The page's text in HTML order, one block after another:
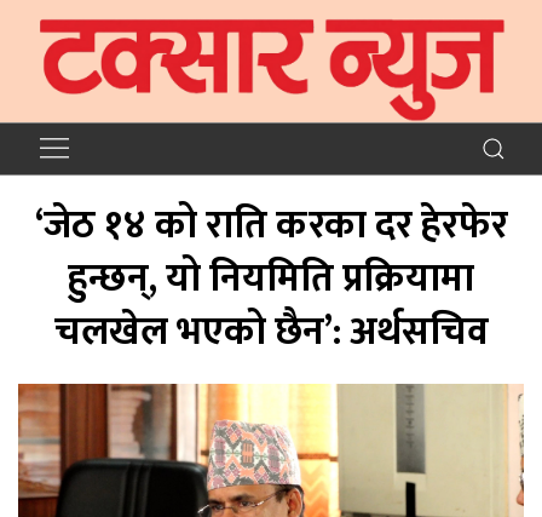
‘जेठ १४ को राति करका दर हेरफेर
हुन्छन्, यो नियमिति प्रक्रियामा
चलखेल भएको छैन’: अर्थसचिव